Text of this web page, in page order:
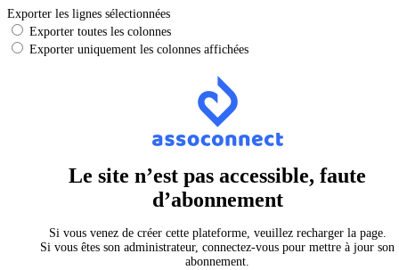
Exporter les lignes sélectionnées
Exporter toutes les colonnes
Exporter uniquement les colonnes affichées
Le site n’est pas accessible, faute
d’abonnement
Si vous venez de créer cette plateforme, veuillez recharger la page.
Si vous êtes son administrateur, connectez-vous pour mettre à jour son
abonnement.